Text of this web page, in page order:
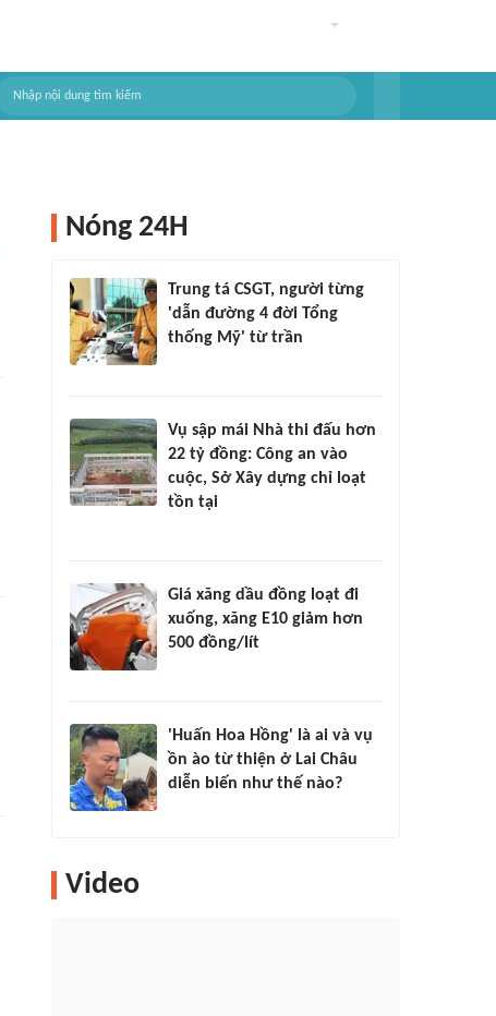
Nóng 24H
Trung tá CSGT, người từng
'dẫn đường 4 đời Tổng
thống Mỹ' từ trần
Vụ sập mái Nhà thi đấu hơn
22 tỷ đồng: Công an vào
cuộc, Sở Xây dựng chỉ loạt
tồn tại
Giá xăng dầu đồng loạt đi
xuống, xăng E10 giảm hơn
500 đồng/lít
'Huấn Hoa Hồng' là ai và vụ
ồn ào từ thiện ở Lai Châu
diễn biến như thế nào?
Video